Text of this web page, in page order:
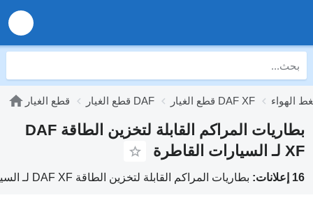
قطع الغيار قطع الغيار DAF قطع الغيار DAF XF
بطاريات المراكم القابلة لتخزين الطاقة DAF
XF لـ السيارات القاطرة
16 إعلانات: بطاريات المراكم القابلة لتخزين الطاقة DAF XF لـ السيارات القاطرة